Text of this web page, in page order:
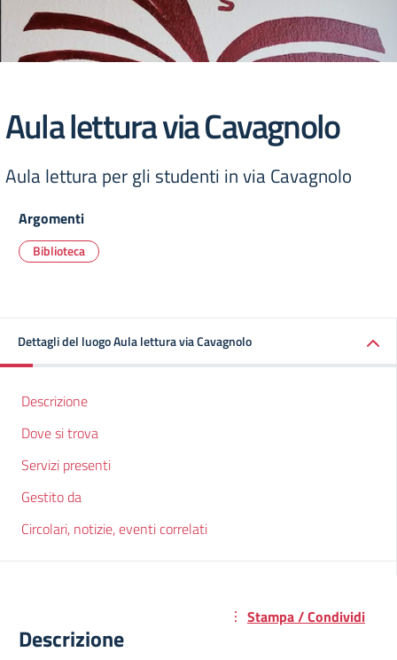
Aula lettura via Cavagnolo
Aula lettura per gli studenti in via Cavagnolo
Argomenti
Biblioteca
Dettagli del luogo Aula lettura via Cavagnolo
Descrizione
Dove si trova
Servizi presenti
Gestito da
Circolari, notizie, eventi correlati
Stampa / Condividi
Descrizione